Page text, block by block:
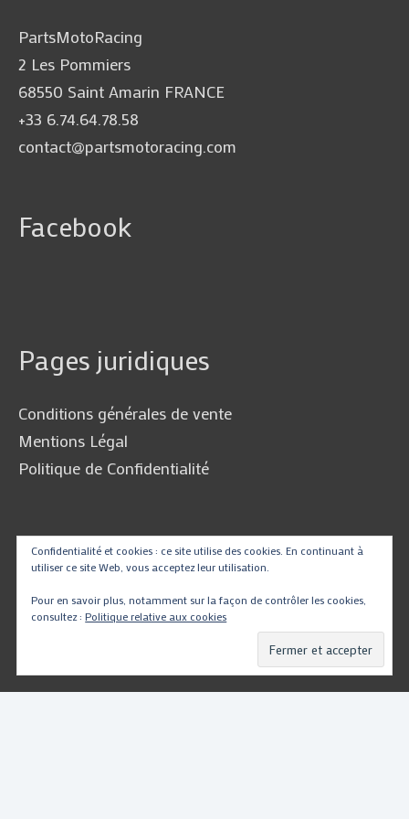
PartsMotoRacing
2 Les Pommiers
68550 Saint Amarin FRANCE
+33 6.74.64.78.58
contact@partsmotoracing.com
Facebook
Pages juridiques
Conditions générales de vente
Mentions Légal
Politique de Confidentialité
Traduire
Confidentialité et cookies : ce site utilise des cookies. En continuant à
utiliser ce site Web, vous acceptez leur utilisation.
Pour en savoir plus, notamment sur la façon de contrôler les cookies,
consultez :Politique relative aux cookies